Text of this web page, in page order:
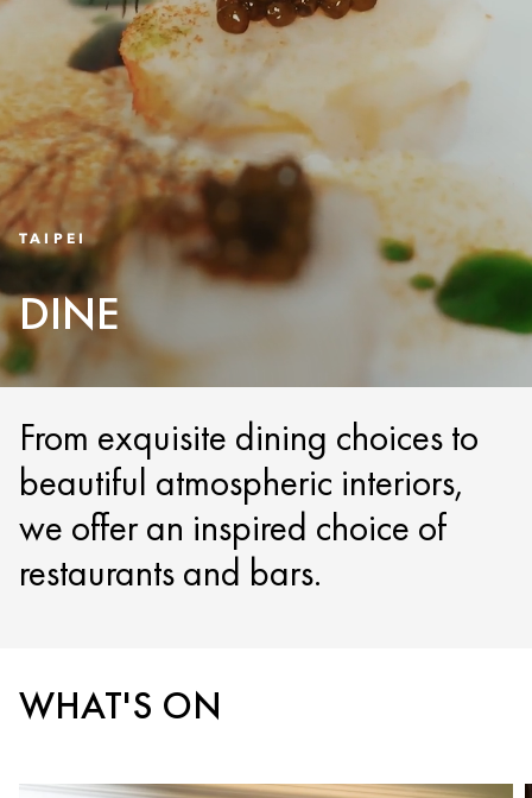
TAIPEI
DINE
From exquisite dining choices to
beautiful atmospheric interiors,
we offer an inspired choice of
restaurants and bars.
WHAT'S ON